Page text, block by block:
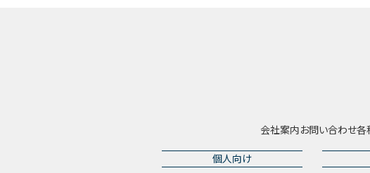
会社案内お問い合わせ各
個人向け